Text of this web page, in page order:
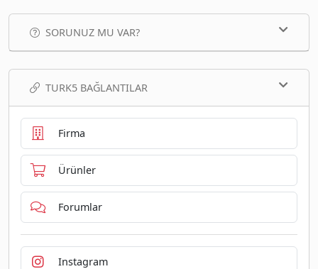
SORUNUZ MU VAR?
TURK5 BAĞLANTILAR
Firma
Ürünler
Forumlar
Instagram